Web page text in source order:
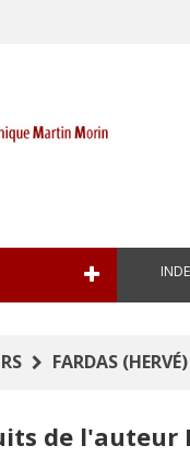
FARDAS (HERVÉ)
de l'auteur